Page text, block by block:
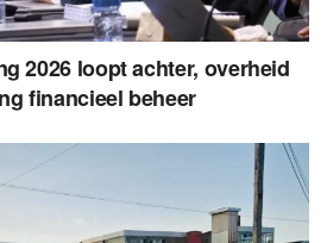
2026 loopt achter, overheid
financieel beheer